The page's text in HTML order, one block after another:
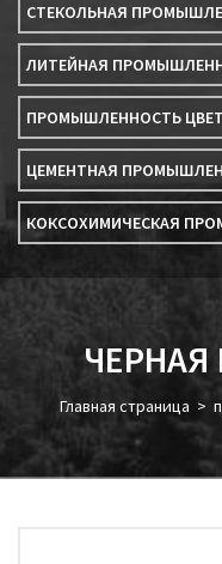
СТЕКОЛЬНАЯ
ЛИТЕЙНАЯ
ПРОМЫШЛЕННОСТЬ
ЦЕМЕНТНАЯ
КОКСОХИМИЧЕСКАЯ
ЧЕРНАЯ
Главная страница >